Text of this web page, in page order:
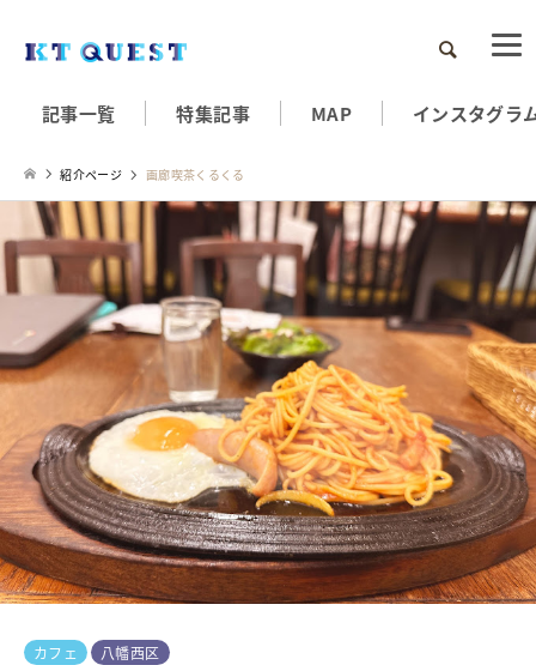
検索
記事一覧 特集記事 MAP インスタグラ
紹介ページ 画廊喫茶くるくる
カフェ
八幡西区